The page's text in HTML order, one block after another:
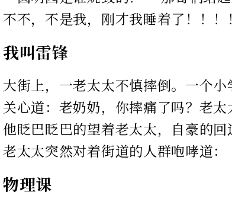
不不，不是我，刚才我睡着了！！！！
我叫雷锋
大街上，一老太太不慎摔倒。一个小
关心道：老奶奶，你摔痛了吗？老
他眨巴眨巴的望着老太太，自豪的回
老太太突然对着街道的人群咆哮道
物理课